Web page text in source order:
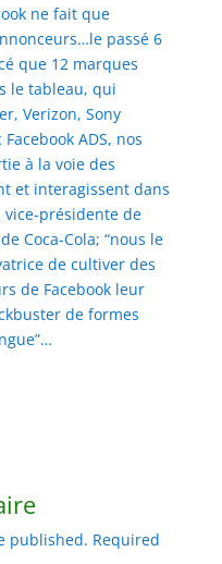
ne fait que
passé 6
que 12 marques
le tableau, qui
Verizon, Sony
ADS, nos
à la voie des
et interagissent dans
vice-présidente de
Coca-Cola; “nous le
de cultiver des
de Facebook leur
de formes
published. Required